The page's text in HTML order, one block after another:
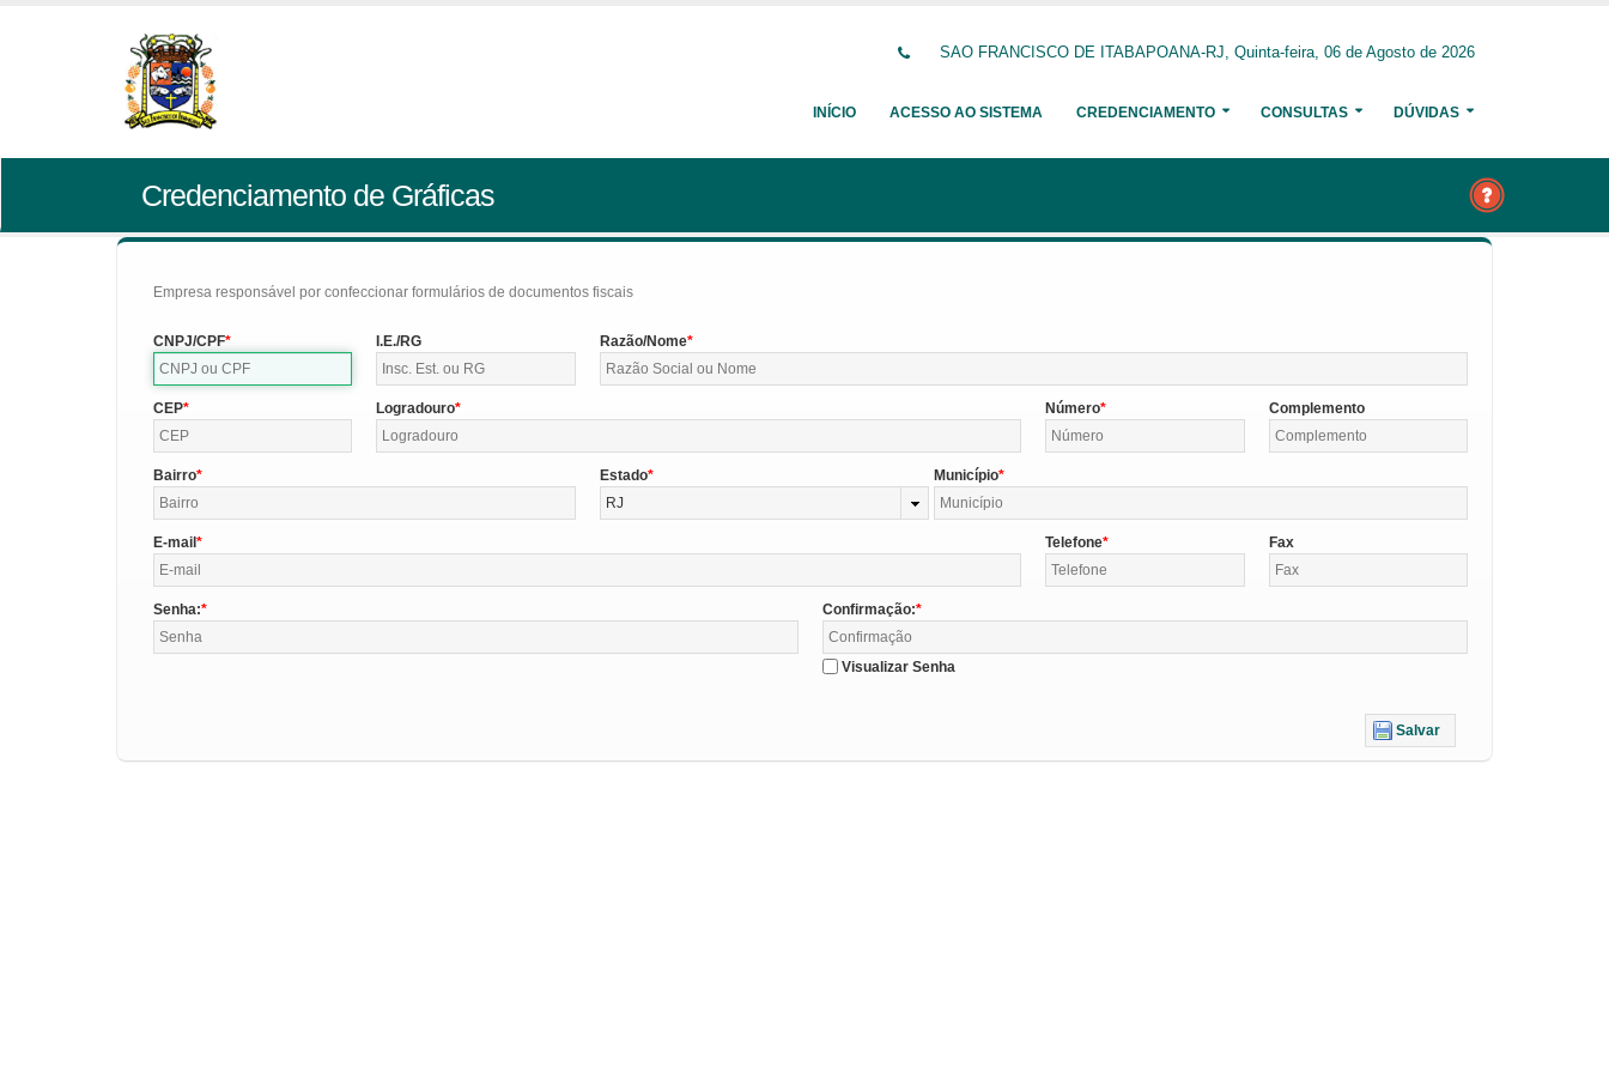
SAO FRANCISCO DE ITABAPOANA-RJ, Quinta-feira, 06 de Agosto de 2026
INÍCIO ACESSO AO SISTEMA CREDENCIAMENTO CONSULTAS DÚVIDAS
Credenciamento de Gráficas
Empresa responsável por confeccionar formulários de documentos fiscais
CNPJ/CPF I.E./RG Razão/Nome
CEP Logradouro Número Complemento
Bairro
Estado
RJ
Município
E-mail Telefone Fax
Senha: Confirmação:
Visualizar Senha
Salvar